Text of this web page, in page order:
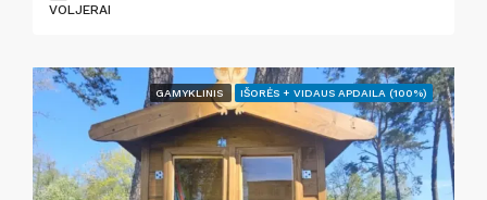
VOLJERAI
GAMYKLINIS IŠORĖS + VIDAUS APDAILA (100%)